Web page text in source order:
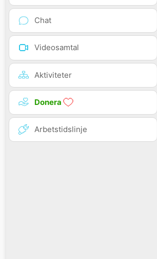
Chat
Videosamtal
Aktiviteter
Donera
Arbetstidslinje